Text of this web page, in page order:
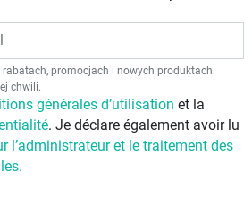
promocjach i nowych produktach.
chwili.
générales d’utilisation et la
. Je déclare également avoir lu
l’administrateur et le traitement des